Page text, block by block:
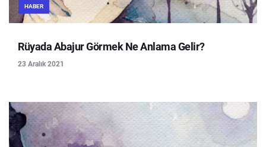
HABER
Rüyada Abajur Görmek Ne Anlama Gelir?
23 Aralık 2021